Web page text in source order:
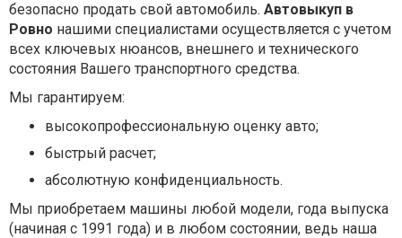
безопасно продать свой автомобиль. Автовыкуп в
Ровно нашими специалистами осуществляется с учетом
всех ключевых нюансов, внешнего и технического
состояния Вашего транспортного средства.
Мы гарантируем:
высокопрофессиональную оценку авто;
быстрый расчет;
абсолютную конфиденциальность.
Мы приобретаем машины любой модели, года выпуска
(начиная с 1991 года) и в любом состоянии, ведь наша